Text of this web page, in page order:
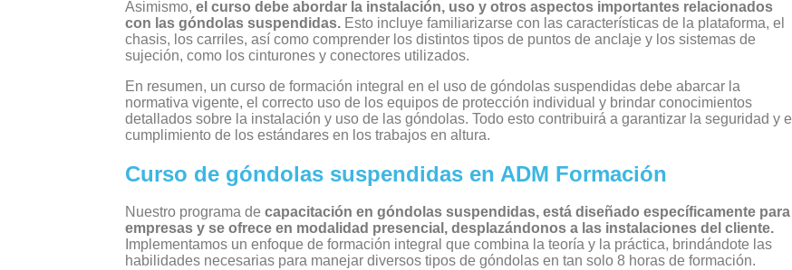
Asimismo, el curso debe abordar la instalación, uso y otros aspectos importantes relacionados
con las góndolas suspendidas. Esto incluye familiarizarse con las características de la plataforma, el
chasis, los carriles, así como comprender los distintos tipos de puntos de anclaje y los sistemas de
sujeción, como los cinturones y conectores utilizados.
En resumen, un curso de formación integral en el uso de góndolas suspendidas debe abarcar la
normativa vigente, el correcto uso de los equipos de protección individual y brindar conocimientos
detallados sobre la instalación y uso de las góndolas. Todo esto contribuirá a garantizar la seguridad y el
cumplimiento de los estándares en los trabajos en altura.
Curso de góndolas suspendidas en ADM Formación
Nuestro programa de capacitación en góndolas suspendidas, está diseñado específicamente para
empresas y se ofrece en modalidad presencial, desplazándonos a las instalaciones del cliente.
Implementamos un enfoque de formación integral que combina la teoría y la práctica, brindándote las
habilidades necesarias para manejar diversos tipos de góndolas en tan solo 8 horas de formación.